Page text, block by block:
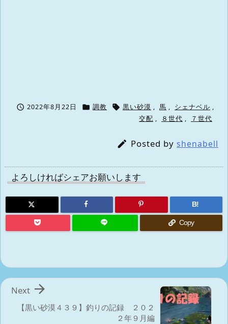
 2022年8月22日  調教  黒い砂漠 , 馬 , シェナベル ,
交配 , ８世代 , ７世代
 Posted by shenabell
よろしければシェアお願いします
B!
Copy
【黒い砂漠４３９】釣りの記録 ２０２
２年９月編

Next